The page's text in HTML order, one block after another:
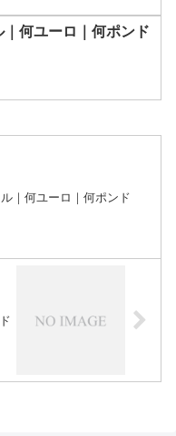
何ユーロ｜何ポンド
｜何ユーロ｜何ポンド